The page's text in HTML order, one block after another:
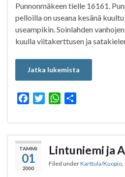
Punnonmäkeen tielle 16161.
pelloilla on useana kesänä
useampikin. Soinlahden
kuulla viitakerttusen ja
Jatka lukemista
c
e
b
o
o
i
t
W
a
t
A
p
a
r
TAMMI
01
2000
Lintuniemi ja
Filed underKarttula/Kuopio